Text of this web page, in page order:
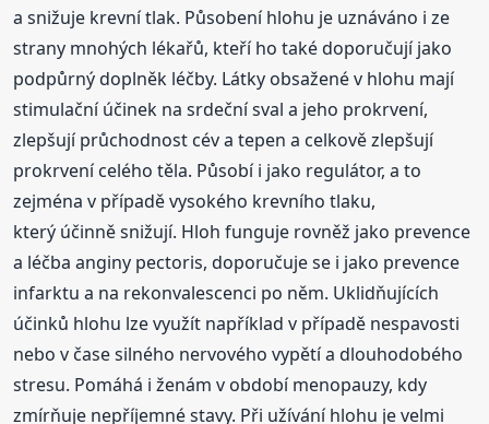
a snižuje krevní tlak. Působení hlohu je uznáváno i ze
strany mnohých lékařů, kteří ho také doporučují jako
podpůrný doplněk léčby. Látky obsažené v hlohu mají
stimulační účinek na srdeční sval a jeho prokrvení,
zlepšují průchodnost cév a tepen a celkově zlepšují
prokrvení celého těla. Působí i jako regulátor, a to
zejména v případě vysokého krevního tlaku,
který účinně snižují. Hloh funguje rovněž jako prevence
a léčba anginy pectoris, doporučuje se i jako prevence
infarktu a na rekonvalescenci po něm. Uklidňujících
účinků hlohu lze využít například v případě nespavosti
nebo v čase silného nervového vypětí a dlouhodobého
stresu. Pomáhá i ženám v období menopauzy, kdy
zmírňuje nepříjemné stavy. Při užívání hlohu je velmi